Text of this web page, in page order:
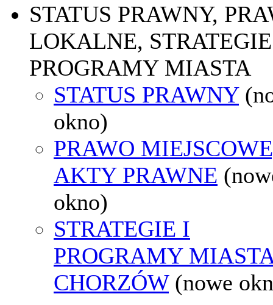
STATUS PRAWNY,
LOKALNE,
PROGRAMY MIASTA
STATUS PRAWNY
okno)
PRAWO
AKTY PRAWNE
okno)
STRATEGIE I
PROGRAMY
CHORZÓW (nowe